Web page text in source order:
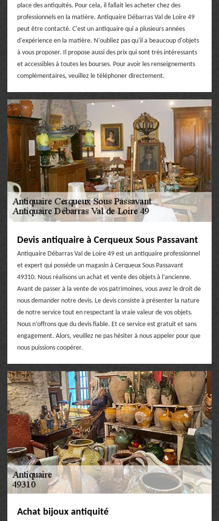
place des antiquités. Pour cela, il fallait les acheter chez des
professionnels en la matière. Antiquaire Débarras Val de Loire 49
peut être contacté. C'est un antiquaire qui a plusieurs années
d'expérience en la matière. N'oubliez pas qu'il a beaucoup d'objets
à vous proposer. Il propose aussi des prix qui sont très intéressants
et accessibles à toutes les bourses. Pour avoir les renseignements
complémentaires, veuillez le téléphoner directement.
Devis antiquaire à Cerqueux Sous Passavant
Antiquaire Débarras Val de Loire 49 est un antiquaire professionnel
et expert qui possède un magasin à Cerqueux Sous Passavant
49310. Nous réalisons un achat et vente des objets à l’ancienne.
Avant de passer à la vente de vos patrimoines, vous avez le droit de
nous demander notre devis. Le devis consiste à présenter la nature
de notre service tout en respectant la vraie valeur de vos objets.
Nous n’offrons que du devis fiable. Et ce service est gratuit et sans
engagement. Alors, veuillez ne pas hésiter à nous appeler pour que
nous puissions coopérer.
Achat bijoux antiquité